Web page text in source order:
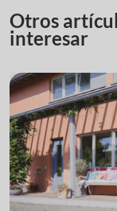
Otros
interesar